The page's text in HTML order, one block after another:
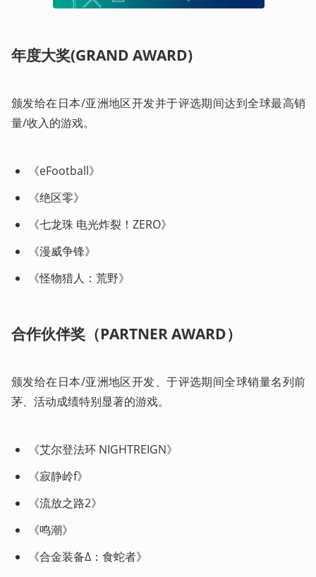
年度大奖(GRAND AWARD)
颁发给在日本/亚洲地区开发并于评选期间达到全球最高销
量/收入的游戏。
《eFootball》
《绝区零》
《七龙珠 电光炸裂！ZERO》
《漫威争锋》
《怪物猎人：荒野》
合作伙伴奖（PARTNER AWARD）
颁发给在日本/亚洲地区开发、于评选期间全球销量名列前
茅、 活动成绩特别显著的游戏。
《艾尔登法环 NIGHTREIGN》
《寂静岭f》
《流放之路2》
《鸣潮》
《合金装备Δ：食蛇者》